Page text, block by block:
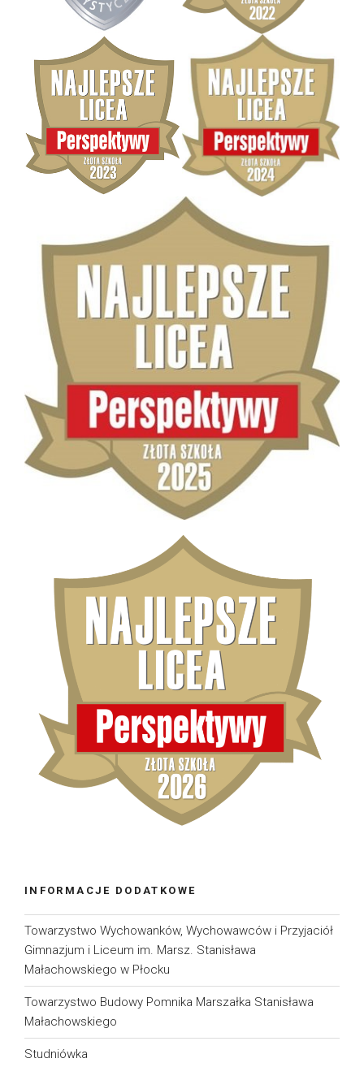
INFORMACJE DODATKOWE
Towarzystwo Wychowanków, Wychowawców i Przyjaciół
Gimnazjum i Liceum im. Marsz. Stanisława
Małachowskiego w Płocku
Towarzystwo Budowy Pomnika Marszałka Stanisława
Małachowskiego
Studniówka